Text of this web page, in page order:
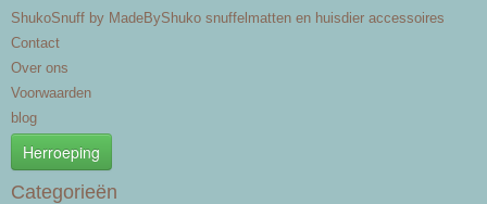
ShukoSnuff by MadeByShuko snuffelmatten en huisdier accessoires
Contact
Over ons
Voorwaarden
blog
Herroeping
Categorieën